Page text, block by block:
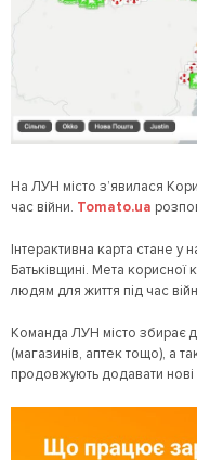
На ЛУН місто з’явилася
час війни. Tomato.ua
Інтерактивна карта стане у
Батьківщині. Мета корисної
людям для життя під час
Команда ЛУН місто збирає
(магазинів, аптек тощо), а
продовжують додавати